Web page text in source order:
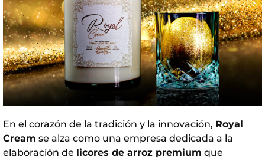
En el corazón de la tradición y la innovación, Royal
Cream se alza como una empresa dedicada a la
elaboración de licores de arroz premium que